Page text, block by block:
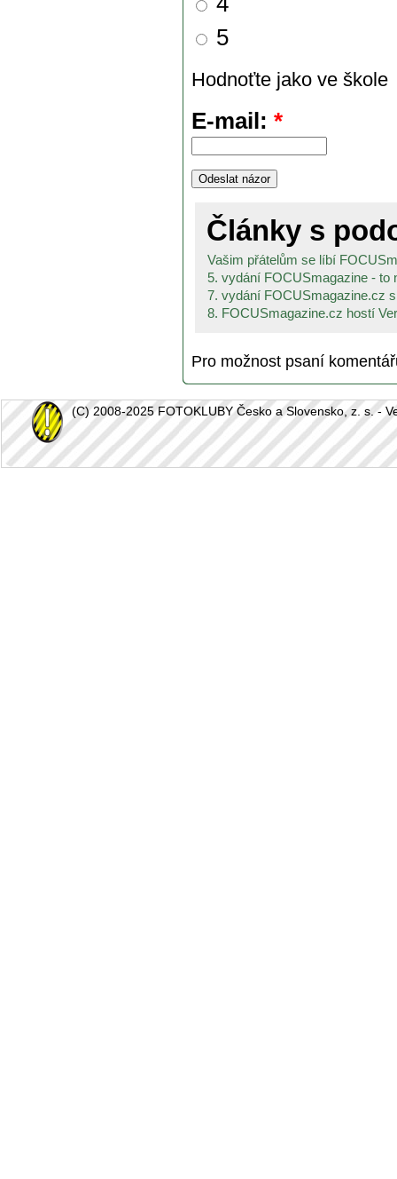
5
Hodnoťte jako ve škole
E-mail: *
Články s
Vašim přátelům se líbí
5. vydání FOCUSmagazine - to
7. vydání FOCUSmagazine.cz
8. FOCUSmagazine.cz hostí
Pro možnost psaní
(C) 2008-2025 FOTOKLUBY Česko a Slovensko, z. s. -